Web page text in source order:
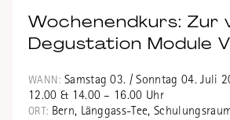
Wochenendkurs:
Degustation Module V
WANN: Samstag 03. / Sonntag 04. Juli
12.00 & 14.00 – 16.00 Uhr
ORT: Bern, Länggass-Tee,